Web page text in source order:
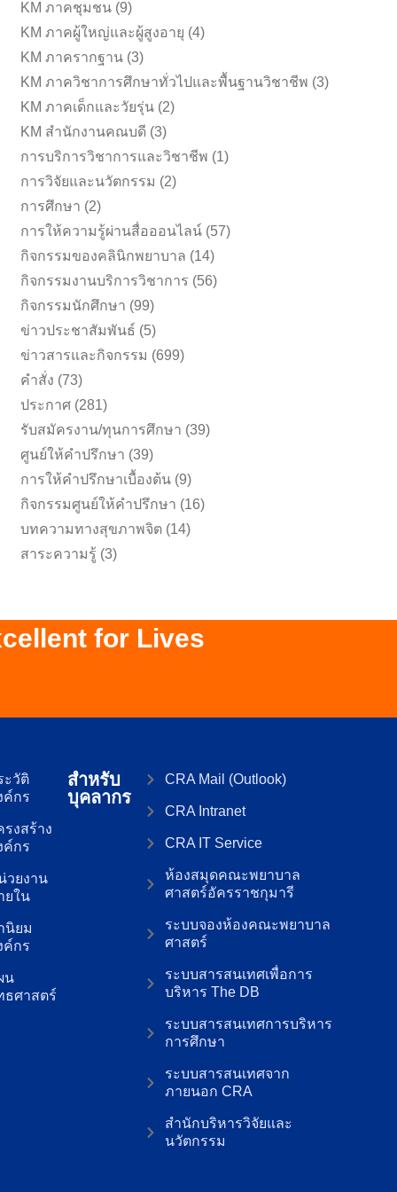
KM ภาคชุมชน (9)
KM ภาคผู้ใหญ่และผู้สูงอายุ (4)
KM ภาครากฐาน (3)
KM ภาควิชาการศึกษาทั่วไปและพื้นฐานวิชาชีพ (3)
KM ภาคเด็กและวัยรุ่น (2)
KM สำนักงานคณบดี (3)
การบริการวิชาการและวิชาชีพ (1)
การวิจัยและนวัตกรรม (2)
การศึกษา (2)
การให้ความรู้ผ่านสื่อออนไลน์ (57)
กิจกรรมของคลินิกพยาบาล (14)
กิจกรรมงานบริการวิชาการ (56)
กิจกรรมนักศึกษา (99)
ข่าวประชาสัมพันธ์ (5)
ข่าวสารและกิจกรรม (699)
คำสั่ง (73)
ประกาศ (281)
รับสมัครงาน/ทุนการศึกษา (39)
ศูนย์ให้คำปรึกษา (39)
การให้คำปรึกษาเบื้องต้น (9)
กิจกรรมศูนย์ให้คำปรึกษา (16)
บทความทางสุขภาพจิต (14)
สาระความรู้ (3)
for Lives
ะวัติ
ค์กร
รงสร้าง
ค์กร
วยงาน
ยใน
นิยม
ค์กร
น
ธศาสตร์
สำหรับ
บุคลากร
CRA Mail (Outlook)
CRA Intranet
CRA IT Service
ห้องสมุดคณะพยาบาล
ศาสตร์อัครราชกุมารี
ระบบจองห้องคณะพยาบาล
ศาสตร์
ระบบสารสนเทศเพื่อการ
บริหาร The DB
ระบบสารสนเทศการบริหาร
การศึกษา
ระบบสารสนเทศจาก
ภายนอก CRA
สำนักบริหารวิจัยและ
นวัตกรรม